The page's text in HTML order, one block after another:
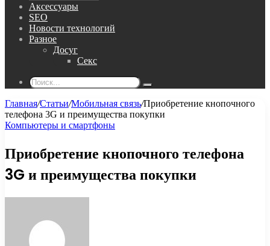
Аксессуары
SEO
Новости технологий
Разное
Досуг
Секс
Поиск...
Главная/Статьи/Мобильная связь/Приобретение кнопочного
телефона 3G и преимущества покупки
Компьютеры и смартфоны
Приобретение кнопочного телефона
3G и преимущества покупки